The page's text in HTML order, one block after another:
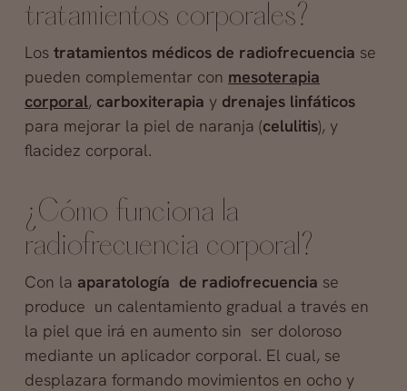
tratamientos corporales?
Los tratamientos médicos de radiofrecuencia se
pueden complementar con mesoterapia
corporal, carboxiterapia y drenajes linfáticos
para mejorar la piel de naranja (celulitis), y
flacidez corporal.
¿Cómo funciona la
radiofrecuencia corporal?
Con la aparatología de radiofrecuencia se
produce un calentamiento gradual a través en
la piel que irá en aumento sin ser doloroso
mediante un aplicador corporal. El cual, se
desplazara formando movimientos en ocho y